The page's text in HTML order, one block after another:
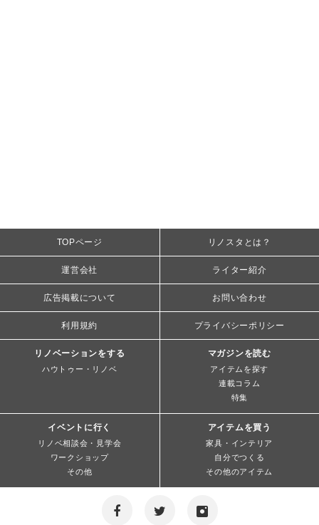
TOPページ リノスタとは？
運営会社 ライター紹介
広告掲載について お問い合わせ
利用規約 プライバシーポリシー
リノベーションをする
ハウトゥー・リノベ
マガジンを読む
アイテムを探す
連載コラム
特集
イベントに行く
リノベ相談会・見学会
ワークショップ
その他
アイテムを買う
家具・インテリア
自分でつくる
その他のアイテム